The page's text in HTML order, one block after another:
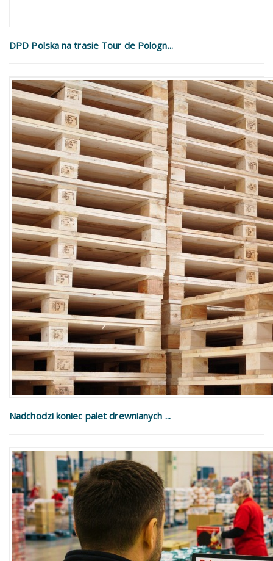
DPD Polska na trasie Tour de Pologn...
Nadchodzi koniec palet drewnianych ...